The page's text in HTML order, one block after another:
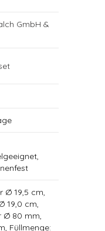
GmbH &
Ø 19,5 cm,
19,0 cm,
Ø 80 mm,
Füllmenge: